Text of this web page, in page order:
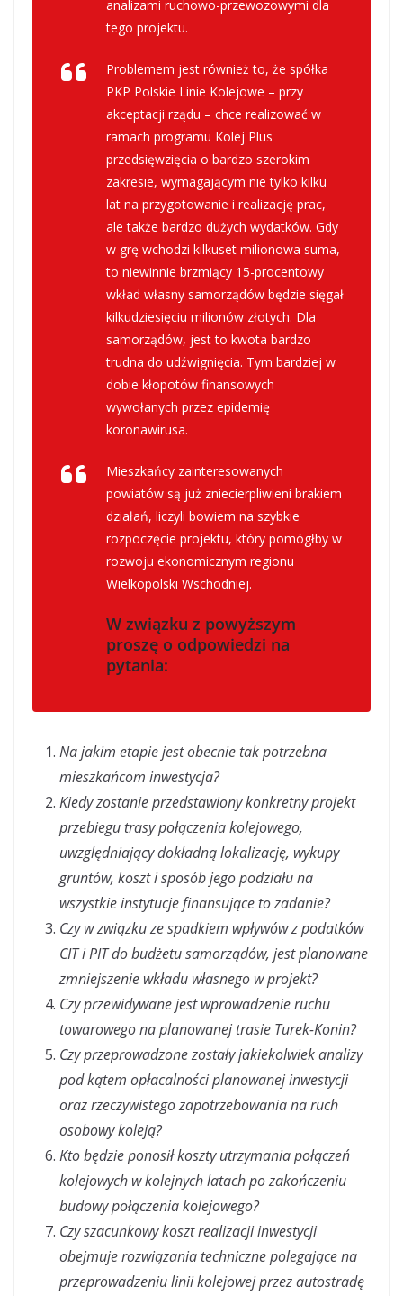
analizami ruchowo-przewozowymi dla
tego projektu.
Problemem jest również to, że spółka
PKP Polskie Linie Kolejowe – przy
akceptacji rządu – chce realizować w
ramach programu Kolej Plus
przedsięwzięcia o bardzo szerokim
zakresie, wymagającym nie tylko kilku
lat na przygotowanie i realizację prac,
ale także bardzo dużych wydatków. Gdy
w grę wchodzi kilkuset milionowa suma,
to niewinnie brzmiący 15-procentowy
wkład własny samorządów będzie sięgał
kilkudziesięciu milionów złotych. Dla
samorządów, jest to kwota bardzo
trudna do udźwignięcia. Tym bardziej w
dobie kłopotów finansowych
wywołanych przez epidemię
koronawirusa.
Mieszkańcy zainteresowanych
powiatów są już zniecierpliwieni brakiem
działań, liczyli bowiem na szybkie
rozpoczęcie projektu, który pomógłby w
rozwoju ekonomicznym regionu
Wielkopolski Wschodniej.
W związku z powyższym
proszę o odpowiedzi na
pytania:
Na jakim etapie jest obecnie tak potrzebna
mieszkańcom inwestycja?
Kiedy zostanie przedstawiony konkretny projekt
przebiegu trasy połączenia kolejowego,
uwzględniający dokładną lokalizację, wykupy
gruntów, koszt i sposób jego podziału na
wszystkie instytucje finansujące to zadanie?
Czy w związku ze spadkiem wpływów z podatków
CIT i PIT do budżetu samorządów, jest planowane
zmniejszenie wkładu własnego w projekt?
Czy przewidywane jest wprowadzenie ruchu
towarowego na planowanej trasie Turek-Konin?
Czy przeprowadzone zostały jakiekolwiek analizy
pod kątem opłacalności planowanej inwestycji
oraz rzeczywistego zapotrzebowania na ruch
osobowy koleją?
Kto będzie ponosił koszty utrzymania połączeń
kolejowych w kolejnych latach po zakończeniu
budowy połączenia kolejowego?
Czy szacunkowy koszt realizacji inwestycji
obejmuje rozwiązania techniczne polegające na
przeprowadzeniu linii kolejowej przez autostradę